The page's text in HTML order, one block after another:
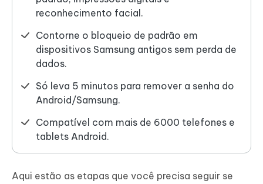
reconhecimento facial.
Contorne o bloqueio de padrão em
dispositivos Samsung antigos sem perda de
dados.
Só leva 5 minutos para remover a senha do
Android/Samsung.
Compatível com mais de 6000 telefones e
tablets Android.
Aqui estão as etapas que você precisa seguir se